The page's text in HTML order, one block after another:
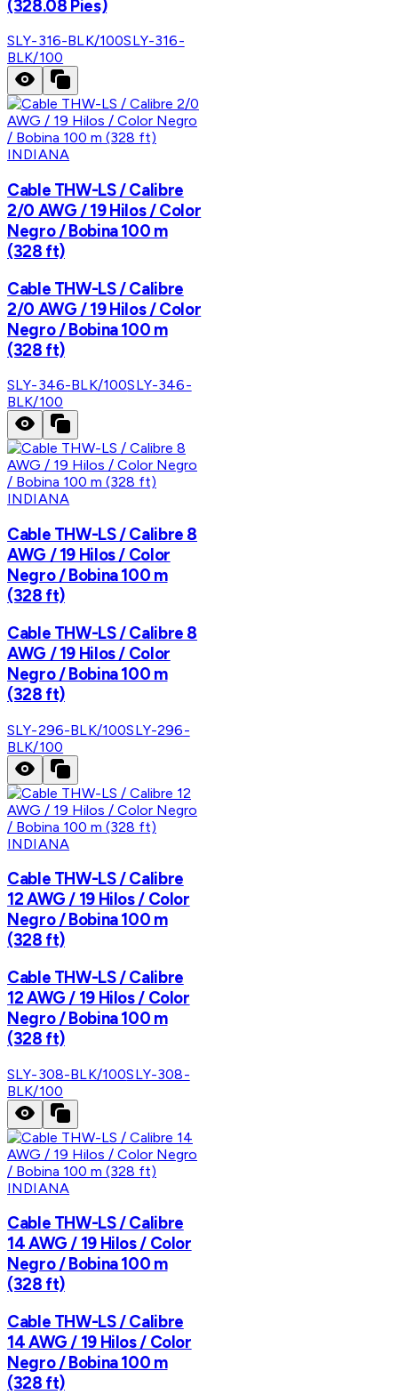
(328.08 Pies)
SLY-316-BLK/100SLY-316-
BLK/100
INDIANA
Cable THW-LS / Calibre
2/0 AWG / 19 Hilos / Color
Negro / Bobina 100 m
(328 ft)
Cable THW-LS / Calibre
2/0 AWG / 19 Hilos / Color
Negro / Bobina 100 m
(328 ft)
SLY-346-BLK/100SLY-346-
BLK/100
INDIANA
Cable THW-LS / Calibre 8
AWG / 19 Hilos / Color
Negro / Bobina 100 m
(328 ft)
Cable THW-LS / Calibre 8
AWG / 19 Hilos / Color
Negro / Bobina 100 m
(328 ft)
SLY-296-BLK/100SLY-296-
BLK/100
INDIANA
Cable THW-LS / Calibre
12 AWG / 19 Hilos / Color
Negro / Bobina 100 m
(328 ft)
Cable THW-LS / Calibre
12 AWG / 19 Hilos / Color
Negro / Bobina 100 m
(328 ft)
SLY-308-BLK/100SLY-308-
BLK/100
INDIANA
Cable THW-LS / Calibre
14 AWG / 19 Hilos / Color
Negro / Bobina 100 m
(328 ft)
Cable THW-LS / Calibre
14 AWG / 19 Hilos / Color
Negro / Bobina 100 m
(328 ft)